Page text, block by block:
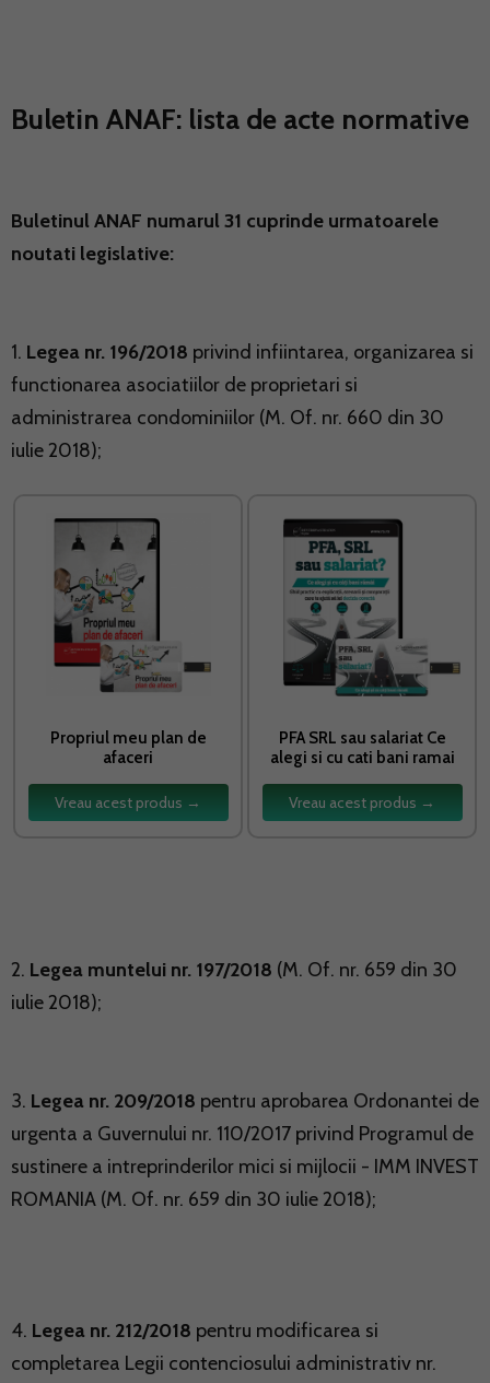
Buletin ANAF: lista de acte normative
Buletinul ANAF numarul 31 cuprinde urmatoarele
noutati legislative:
1. Legea nr. 196/2018 privind infiintarea, organizarea si
functionarea asociatiilor de proprietari si
administrarea condominiilor (M. Of. nr. 660 din 30
iulie 2018);
Propriul meu plan de
afaceri
Vreau acest produs →
PFA SRL sau salariat Ce
alegi si cu cati bani ramai
Vreau acest produs →
2. Legea muntelui nr. 197/2018 (M. Of. nr. 659 din 30
iulie 2018);
3. Legea nr. 209/2018 pentru aprobarea Ordonantei de
urgenta a Guvernului nr. 110/2017 privind Programul de
sustinere a intreprinderilor mici si mijlocii - IMM INVEST
ROMANIA (M. Of. nr. 659 din 30 iulie 2018);
4. Legea nr. 212/2018 pentru modificarea si
completarea Legii contenciosului administrativ nr.